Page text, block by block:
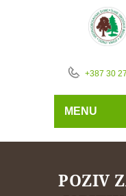
+387 30
MENU
POZIV